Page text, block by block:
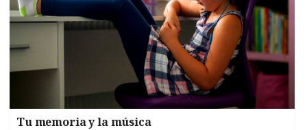
Tu memoria y la música